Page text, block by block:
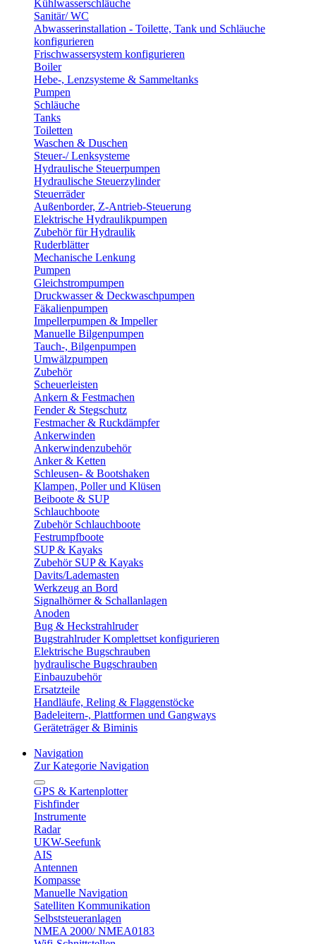
Kühlwasserschläuche
Sanitär/ WC
Abwasserinstallation - Toilette, Tank und Schläuche
konfigurieren
Frischwassersystem konfigurieren
Boiler
Hebe-, Lenzsysteme & Sammeltanks
Pumpen
Schläuche
Tanks
Toiletten
Waschen & Duschen
Steuer-/ Lenksysteme
Hydraulische Steuerpumpen
Hydraulische Steuerzylinder
Steuerräder
Außenborder, Z-Antrieb-Steuerung
Elektrische Hydraulikpumpen
Zubehör für Hydraulik
Ruderblätter
Mechanische Lenkung
Pumpen
Gleichstrompumpen
Druckwasser & Deckwaschpumpen
Fäkalienpumpen
Impellerpumpen & Impeller
Manuelle Bilgenpumpen
Tauch-, Bilgenpumpen
Umwälzpumpen
Zubehör
Scheuerleisten
Ankern & Festmachen
Fender & Stegschutz
Festmacher & Ruckdämpfer
Ankerwinden
Ankerwindenzubehör
Anker & Ketten
Schleusen- & Bootshaken
Klampen, Poller und Klüsen
Beiboote & SUP
Schlauchboote
Zubehör Schlauchboote
Festrumpfboote
SUP & Kayaks
Zubehör SUP & Kayaks
Davits/Lademasten
Werkzeug an Bord
Signalhörner & Schallanlagen
Anoden
Bug & Heckstrahlruder
Bugstrahlruder Komplettset konfigurieren
Elektrische Bugschrauben
hydraulische Bugschrauben
Einbauzubehör
Ersatzteile
Handläufe, Reling & Flaggenstöcke
Badeleitern-, Plattformen und Gangways
Geräteträger & Biminis
Navigation
Zur Kategorie Navigation
GPS & Kartenplotter
Fishfinder
Instrumente
Radar
UKW-Seefunk
AIS
Antennen
Kompasse
Manuelle Navigation
Satelliten Kommunikation
Selbststeueranlagen
NMEA 2000/ NMEA0183